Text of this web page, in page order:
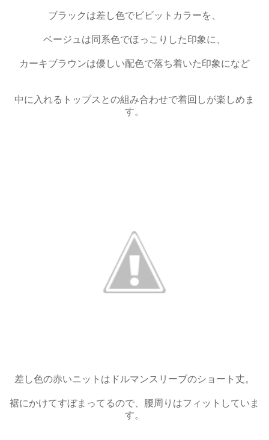
ブラックは差し色でビビットカラーを、
ベージュは同系色でほっこりした印象に、
カーキブラウンは優しい配色で落ち着いた印象になど
中に入れるトップスとの組み合わせで着回しが楽しめま
す。
差し色の赤いニットはドルマンスリーブのショート丈。
裾にかけてすぼまってるので、腰周りはフィットしていま
す。